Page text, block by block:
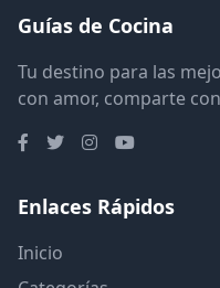
Guías de Cocina
Tu destino para las
con amor, comparte
Enlaces Rápidos
Inicio